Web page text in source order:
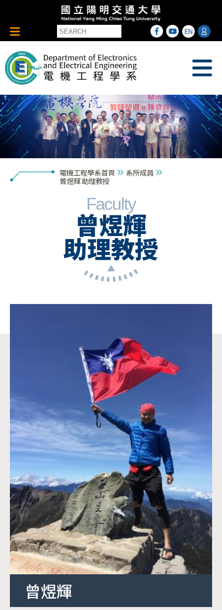
電機工程學系首頁
系所成員
曾煜輝 助理教授
Faculty
曾煜輝
助理教授
曾煜輝